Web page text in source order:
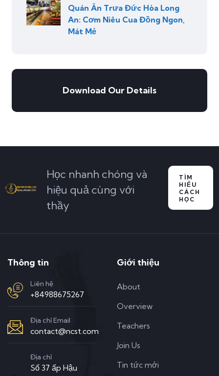
Quán Ăn Trưa Đức Hòa Long
An: Cơm Niêu Cua Đồng Ngon,
Mát Mẻ
Download Our Details
Học nhanh chóng và
hiệu quả cùng với
thầy
TÌM
HIỂU
CÁCH
HỌC
Thông tin
Liên hệ
+84988675267
Địa chỉ Email
contact@ncst.com
Địa chỉ
Số 37 ấp Hậu
Giới thiệu
About
Overview
Teachers
Join Us
Tin tức mới